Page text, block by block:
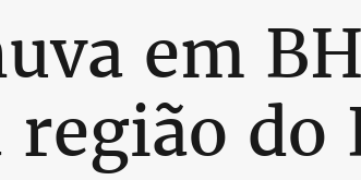
em
região do